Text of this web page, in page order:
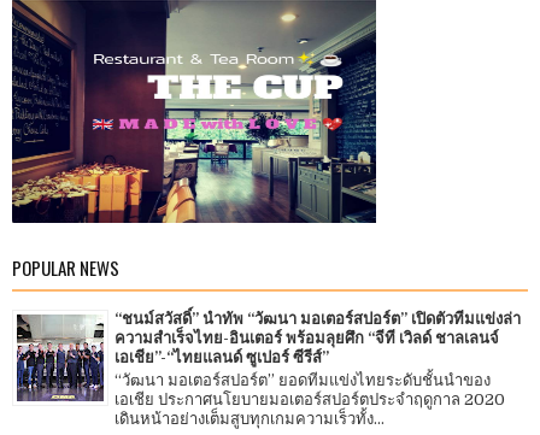
POPULAR NEWS
“ชนม์สวัสดิ์” นำทัพ “วัฒนา มอเตอร์สปอร์ต” เปิดตัวทีมแข่งล่า
ความสำเร็จไทย-อินเตอร์ พร้อมลุยศึก “จีที เวิลด์ ชาลเลนจ์
เอเชีย”-“ไทยแลนด์ ซูเปอร์ ซีรีส์”
“วัฒนา มอเตอร์สปอร์ต” ยอดทีมแข่งไทยระดับชั้นนำของ
เอเชีย ประกาศนโยบายมอเตอร์สปอร์ตประจำฤดูกาล 2020
เดินหน้าอย่างเต็มสูบทุกเกมความเร็วทั้ง...